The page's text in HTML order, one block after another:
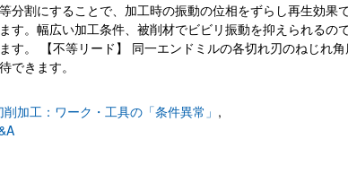
分割にすることで、加工時の振動の位相をずらし再生効果
。幅広い加工条件、被削材でビビリ振動を抑えられるので
。 【不等リード】 同一エンドミルの各切れ刃のねじれ角
できます。
削加工：ワーク・工具の「条件異常」 ,